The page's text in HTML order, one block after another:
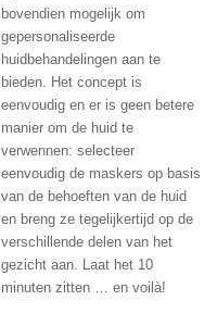
bovendien mogelijk om
gepersonaliseerde
huidbehandelingen aan te
bieden. Het concept is
eenvoudig en er is geen betere
manier om de huid te
verwennen: selecteer
eenvoudig de maskers op basis
van de behoeften van de huid
en breng ze tegelijkertijd op de
verschillende delen van het
gezicht aan. Laat het 10
minuten zitten … en voilà!